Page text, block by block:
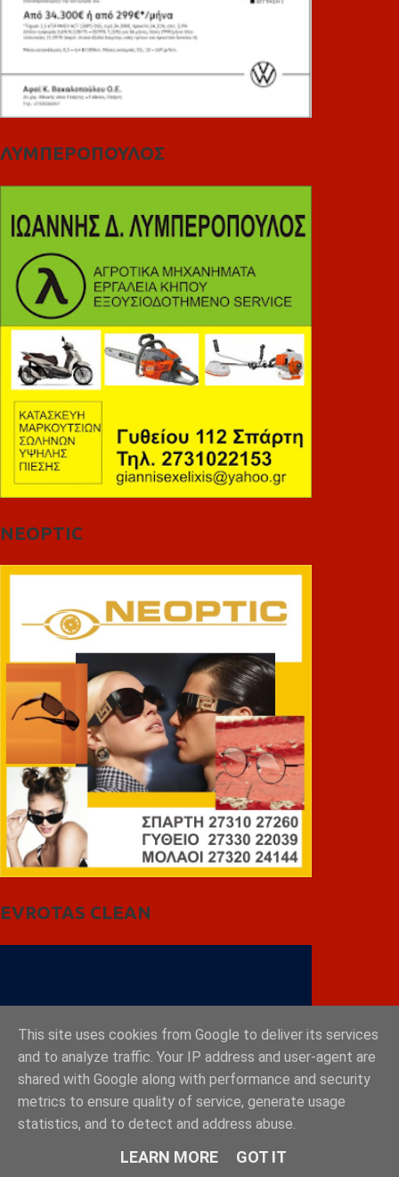
ΛΥΜΠΕΡΟΠΟΥΛΟΣ
NEOPTIC
EVROTAS CLEAN
This site uses cookies from Google to deliver its services
and to analyze traffic. Your IP address and user-agent are
shared with Google along with performance and security
metrics to ensure quality of service, generate usage
statistics, and to detect and address abuse.
LEARN MORE GOT IT